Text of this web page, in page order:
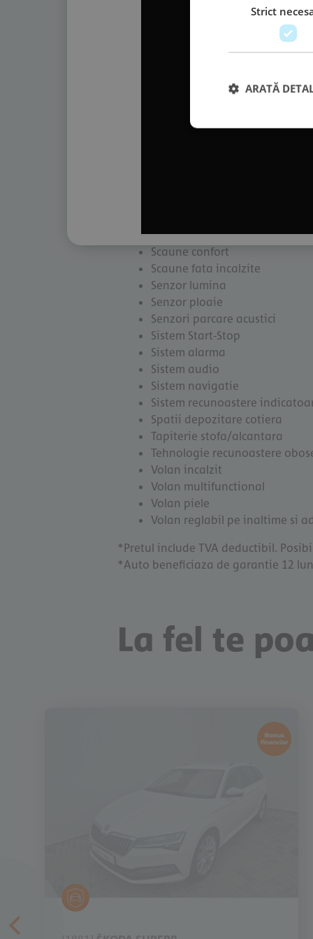
Cotiera centrala fata
Scaun sofer & pasager
Scaune confort
Scaune fata incalzite
Senzor lumina
Senzor ploaie
Senzori parcare acustici
Sistem Start-Stop
Sistem alarma
Sistem audio
Sistem navigatie
Sistem recunoastere
Spatii depozitare cotiera
Tapiterie stofa/alcantara
Tehnologie recunoastere
Volan incalzit
Volan multifunctional
Volan piele
Volan reglabil pe inaltime si
*Pretul include TVA deductibil.
*Auto beneficiaza de garantie 12
La fel te
Strict
ARATĂ